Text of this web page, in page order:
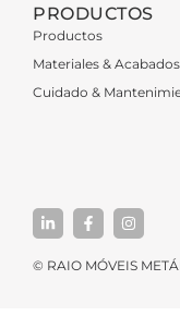
PRODUCTOS
Productos
Materiales & Acabados
Cuidado &
© RAIO MÓVEIS